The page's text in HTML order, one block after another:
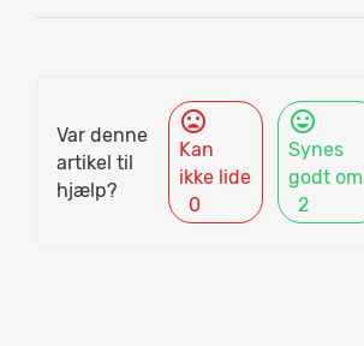
Var denne
artikel til
hjælp?
mood_bad
Kan
ikke lide
0
mood
Synes
godt om
2